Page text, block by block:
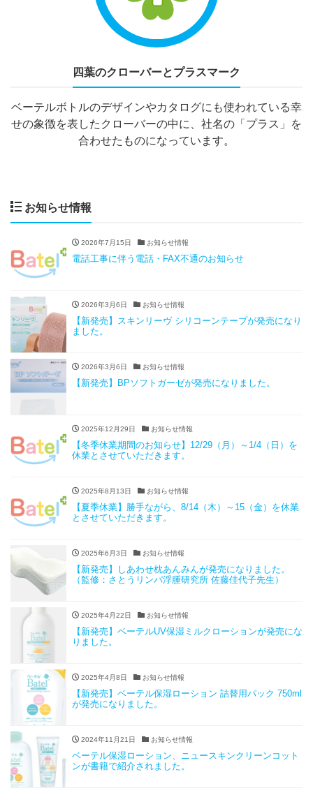
四葉のクローバーとプラスマーク
ベーテルボトルのデザインやカタログにも使われている幸
せの象徴を表したクローバーの中に、社名の「プラス」を
合わせたものになっています。
お知らせ情報
2026年7月15日 お知らせ情報
電話工事に伴う電話・FAX不通のお知らせ
2026年3月6日 お知らせ情報
【新発売】スキンリーヴ シリコーンテープが発売になり
ました。
2026年3月6日 お知らせ情報
【新発売】BPソフトガーゼが発売になりました。
2025年12月29日 お知らせ情報
【冬季休業期間のお知らせ】12/29（月）～1/4（日）を
休業とさせていただきます。
2025年8月13日 お知らせ情報
【夏季休業】勝手ながら、8/14（木）～15（金）を休業
とさせていただきます。
2025年6月3日 お知らせ情報
【新発売】しあわせ枕あんみんが発売になりました。
（監修：さとうリンパ浮腫研究所 佐藤佳代子先生）
2025年4月22日 お知らせ情報
【新発売】ベーテルUV保湿ミルクローションが発売にな
りました。
2025年4月8日 お知らせ情報
【新発売】ベーテル保湿ローション 詰替用パック 750ml
が発売になりました。
2024年11月21日 お知らせ情報
ベーテル保湿ローション、ニュースキンクリーンコット
ンが書籍で紹介されました。